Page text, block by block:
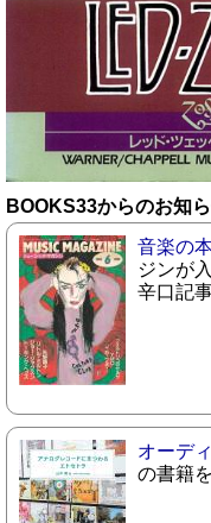
BOOKS33からのお知
音楽の
ジンが
辛口記
オーデ
の書籍